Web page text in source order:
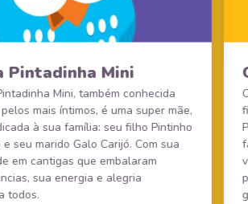
Pintadinha Mini
Mini, também conhecida
mais íntimos, é uma super mãe,
à sua família: seu filho Pintinho
seu marido Galo Carijó. Com sua
em cantigas que embalaram
sua energia e alegria
todos.